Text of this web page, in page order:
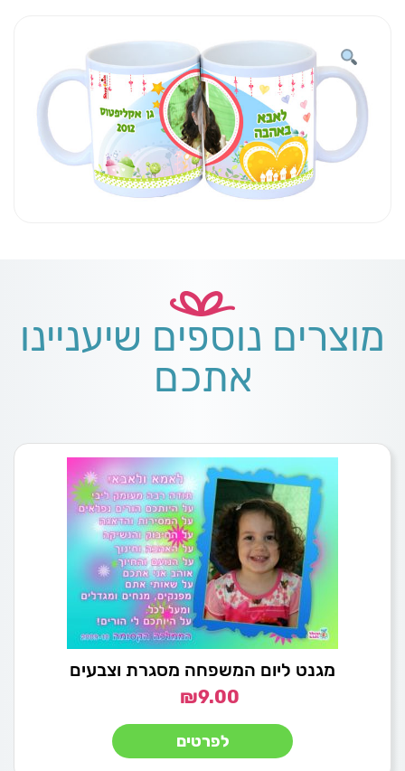
מוצרים נוספים שיעניינו
אתכם
מגנט ליום המשפחה מסגרת וצבעים
₪9.00
לפרטים